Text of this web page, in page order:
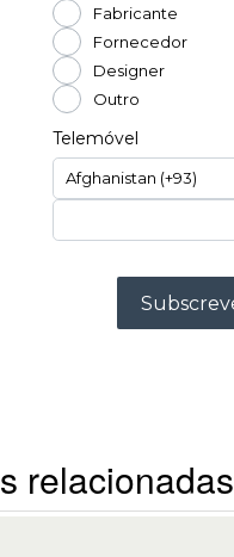
relacionadas